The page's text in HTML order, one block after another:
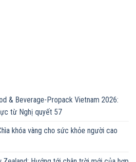
& Beverage-Propack Vietnam 2026:
từ Nghị quyết 57
khóa vàng cho sức khỏe người cao